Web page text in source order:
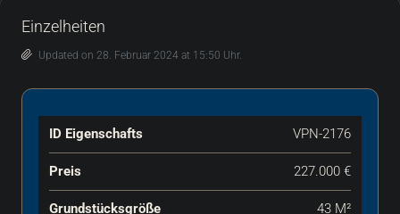
Einzelheiten
Updated on 28. Februar 2024 at 15:50 Uhr.
ID Eigenschafts VPN-2176
Preis 227.000 €
Grundstücksgröße 43 M²